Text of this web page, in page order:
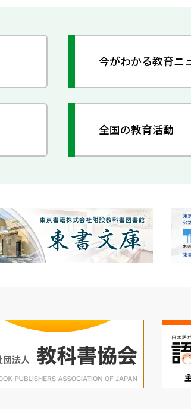
今がわかる教育ニ
全国の教育活動